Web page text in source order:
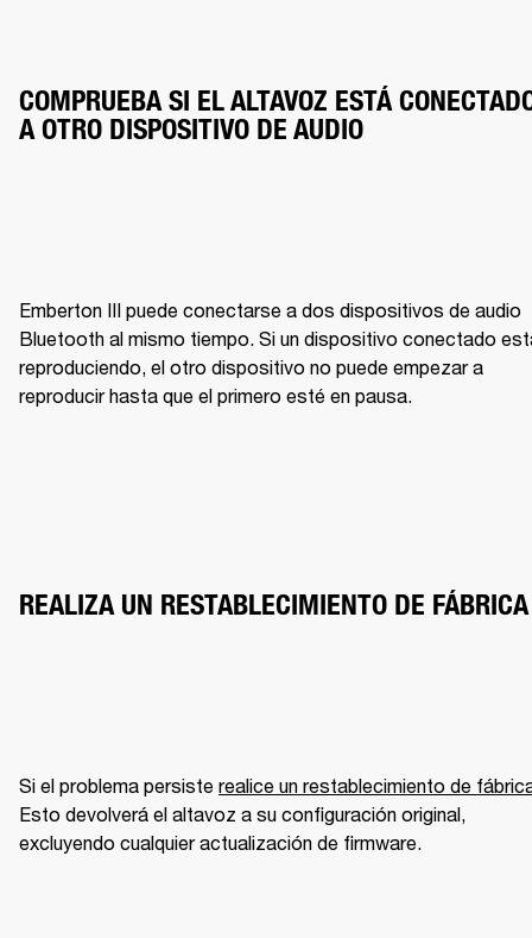
COMPRUEBA SI EL ALTAVOZ ESTÁ
A OTRO DISPOSITIVO DE AUDIO
Emberton III puede conectarse a dos dispositivos de audio
Bluetooth al mismo tiempo. Si un dispositivo conectado
reproduciendo, el otro dispositivo no puede empezar a
reproducir hasta que el primero esté en pausa.
REALIZA UN RESTABLECIMIENTO DE FÁBRICA
Si el problema persiste realice un restablecimiento de
Esto devolverá el altavoz a su configuración original,
excluyendo cualquier actualización de firmware.